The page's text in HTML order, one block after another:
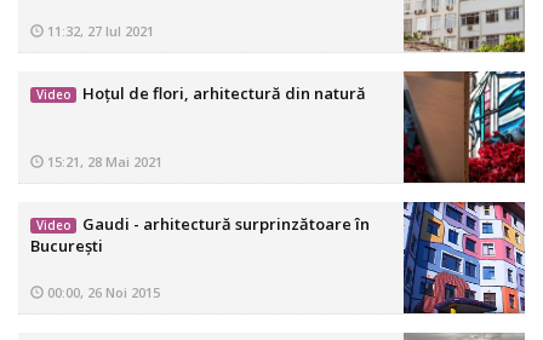
11:32, 27 Iul 2021
Video Hoțul de flori, arhitectură din natură
15:21, 28 Mai 2021
Video
Gaudi - arhitectură surprinzătoare în
Bucureşti
00:00, 26 Noi 2015